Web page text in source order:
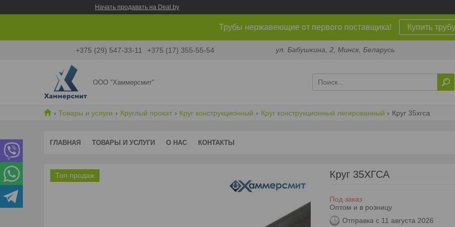
Начать продавать на Deal.by
Трубы нержавеющие от первого поставщика! Купить трубу
+375 (29) 547-33-11 +375 (17) 355-55-54 ул. Бабушкина, 2, Минск, Беларусь
ООО "Хаммерсмит"
Товары и услуги Круглый прокат Круг конструкционный Круг конструкционный легированный Круг 35хгса
ГЛАВНАЯ ТОВАРЫ И УСЛУГИ О НАС КОНТАКТЫ
Топ продаж Круг 35ХГСА
Под заказ
Оптом и в розницу
Отправка с 11 августа 2026